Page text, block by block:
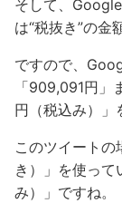
そして、
は“税抜き”の金
ですので、
「909,091円」
円（税込み）」
このツイートの
き）」を使って
み）」ですね。